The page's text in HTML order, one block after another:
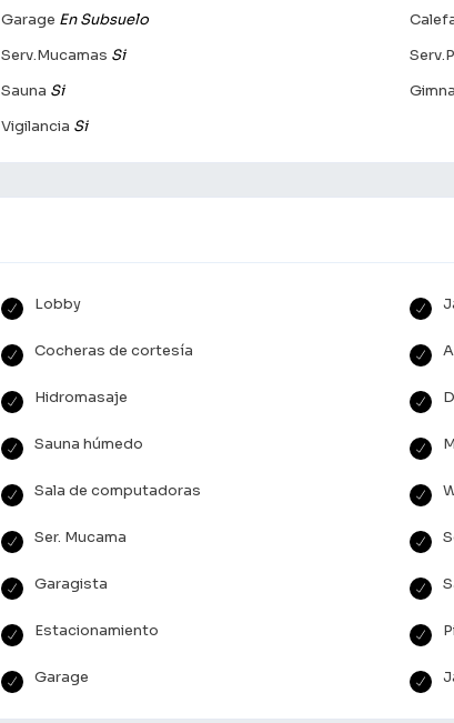
Garage En Subsuelo
Serv.Mucamas Si
Sauna Si
Vigilancia Si
Lobby
Cocheras de cortesía
Hidromasaje
Sauna húmedo
Sala de computadoras
Ser. Mucama
Garagista
Estacionamiento
Garage